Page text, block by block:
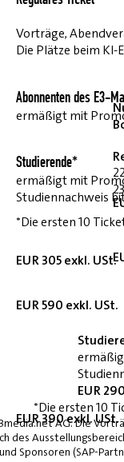
Vorträge,
Die Plätze beim
Abonnenten des E3-
ermäßigt mit
Studierende*
ermäßigt mit
Studiennachweis
*Die ersten 10
EUR 305 exkl. USt.
EUR 590 exkl. USt.
EUR 390 exkl. USt.
EUR
*Die ersten 10
AG. Die
des
Sponsoren (SAP-